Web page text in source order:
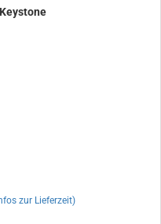
zur Lieferzeit)